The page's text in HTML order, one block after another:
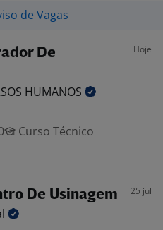
de Vagas
De
Hoje
HUMANOS
Curso Técnico
De Usinagem 25 jul